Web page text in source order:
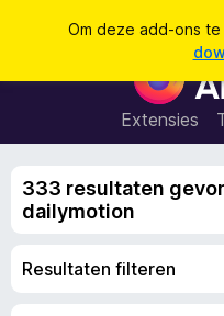
Om deze add-ons
Extensies
e
333 resultaten
dailymotion
Resultaten filteren